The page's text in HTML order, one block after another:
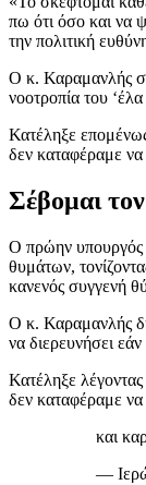
πω ότι όσο και να
την πολιτική
Ο κ. Καραμανλής
νοοτροπία του
Κατέληξε
δεν καταφέραμε
Σέβομαι
Ο πρώην υπουργός
θυμάτων,
κανενός συγγενή
Ο κ. Καραμανλής
να διερευνήσει
Κατέληξε
δεν καταφέραμε
και
—